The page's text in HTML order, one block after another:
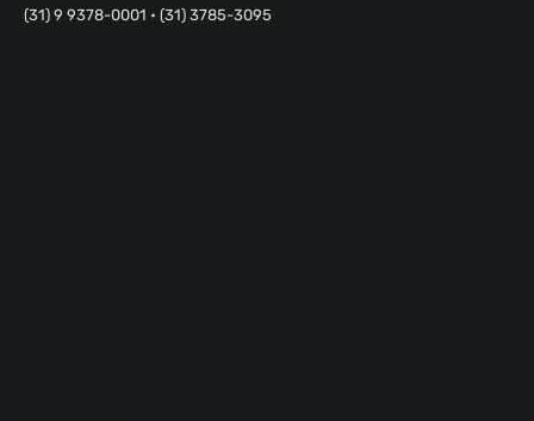
(31) 9 9378-0001 • (31) 3785-3095